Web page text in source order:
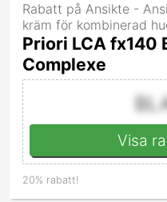
Rabatt på Ansikte -
kräm för kombinerad
Priori LCA fx140
Complexe
Visa
20% rabatt!